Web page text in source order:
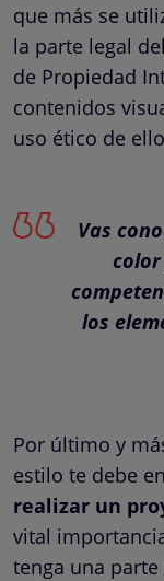
que más se
la parte legal
de Propiedad
contenidos
uso ético de
Vas
los
Por último y
estilo te debe
realizar un
vital
tenga una